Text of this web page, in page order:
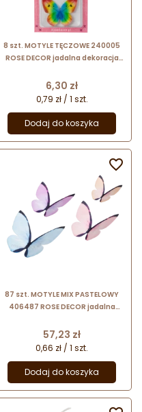
8 szt. MOTYLE TĘCZOWE 240005
ROSE DECOR jadalna dekoracja
kolorach tęczy
Cena
6,30 zł
0,79 zł / 1 szt.
Dodaj do koszyka
87 szt. MOTYLE MIX PASTELOWY
406487 ROSE DECOR jadalna
motyli
Cena
57,23 zł
0,66 zł / 1 szt.
Dodaj do koszyka
